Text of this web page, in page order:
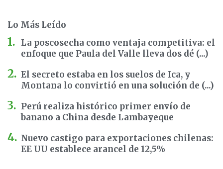
Lo Más Leído
La poscosecha como ventaja competitiva: el
enfoque que Paula del Valle lleva dos dé (...)
El secreto estaba en los suelos de Ica, y
Montana lo convirtió en una solución de (...)
Perú realiza histórico primer envío de
banano a China desde Lambayeque
Nuevo castigo para exportaciones chilenas:
EE UU establece arancel de 12,5%